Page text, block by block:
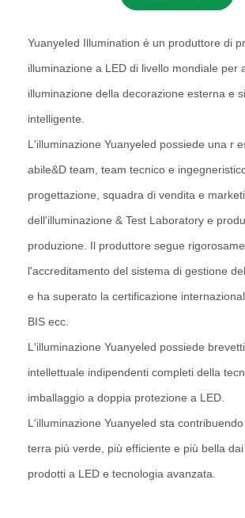
Yuanyeled Illumination è un produttore di
illuminazione a LED di livello mondiale per
illuminazione della decorazione esterna e
intelligente.
L'illuminazione Yuanyeled possiede una r
abile&D team, team tecnico e
progettazione, squadra di vendita e
dell'illuminazione & Test Laboratory e
produzione. Il produttore segue
l'accreditamento del sistema di gestione
e ha superato la certificazione
BIS ecc.
L'illuminazione Yuanyeled possiede
intellettuale indipendenti completi della
imballaggio a doppia protezione a LED.
L'illuminazione Yuanyeled sta
terra più verde, più efficiente e più bella
prodotti a LED e tecnologia avanzata.